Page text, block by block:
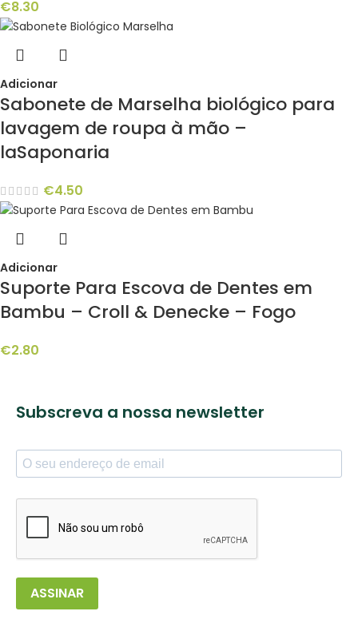
€8.30
Adicionar
Sabonete de Marselha biológico para
lavagem de roupa à mão –
laSaponaria
€4.50
Adicionar
Suporte Para Escova de Dentes em
Bambu – Croll & Denecke – Fogo
€2.80
Subscreva a nossa newsletter
ASSINAR